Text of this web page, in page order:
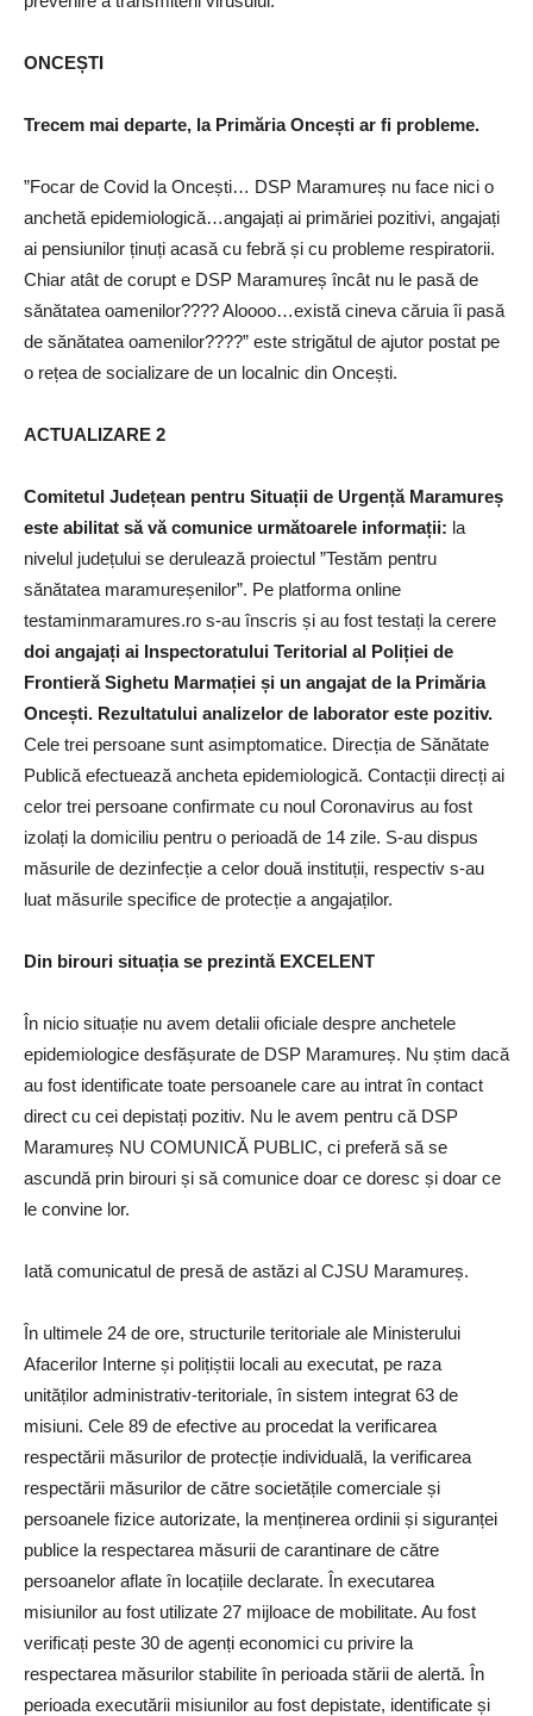
ONCEȘTI
Trecem mai departe, la Primăria Oncești ar fi probleme.
”Focar de Covid la Oncești… DSP Maramureș nu face nici o
anchetă epidemiologică…angajați ai primăriei pozitivi, angajați
ai pensiunilor ținuți acasă cu febră și cu probleme respiratorii.
Chiar atât de corupt e DSP Maramureș încât nu le pasă de
sănătatea oamenilor???? Aloooo…există cineva căruia îi pasă
de sănătatea oamenilor????” este strigătul de ajutor postat pe
o rețea de socializare de un localnic din Oncești.
ACTUALIZARE 2
Comitetul Județean pentru Situații de Urgență Maramureș
este abilitat să vă comunice următoarele informații: la
nivelul județului se derulează proiectul ”Testăm pentru
sănătatea maramureșenilor”. Pe platforma online
testaminmaramures.ro s-au înscris și au fost testați la cerere
doi angajați ai Inspectoratului Teritorial al Poliției de
Frontieră Sighetu Marmației și un angajat de la Primăria
Oncești. Rezultatului analizelor de laborator este pozitiv.
Cele trei persoane sunt asimptomatice. Direcția de Sănătate
Publică efectuează ancheta epidemiologică. Contacții direcți ai
celor trei persoane confirmate cu noul Coronavirus au fost
izolați la domiciliu pentru o perioadă de 14 zile. S-au dispus
măsurile de dezinfecție a celor două instituții, respectiv s-au
luat măsurile specifice de protecție a angajaților.
Din birouri situația se prezintă EXCELENT
În nicio situație nu avem detalii oficiale despre anchetele
epidemiologice desfășurate de DSP Maramureș. Nu știm dacă
au fost identificate toate persoanele care au intrat în contact
direct cu cei depistați pozitiv. Nu le avem pentru că DSP
Maramureș NU COMUNICĂ PUBLIC, ci preferă să se
ascundă prin birouri și să comunice doar ce doresc și doar ce
le convine lor.
Iată comunicatul de presă de astăzi al CJSU Maramureș.
În ultimele 24 de ore, structurile teritoriale ale Ministerului
Afacerilor Interne și polițiștii locali au executat, pe raza
unităților administrativ-teritoriale, în sistem integrat 63 de
misiuni. Cele 89 de efective au procedat la verificarea
respectării măsurilor de protecție individuală, la verificarea
respectării măsurilor de către societățile comerciale și
persoanele fizice autorizate, la menținerea ordinii și siguranței
publice la respectarea măsurii de carantinare de către
persoanelor aflate în locațiile declarate. În executarea
misiunilor au fost utilizate 27 mijloace de mobilitate. Au fost
verificați peste 30 de agenți economici cu privire la
respectarea măsurilor stabilite în perioada stării de alertă. În
perioada executării misiunilor au fost depistate, identificate și